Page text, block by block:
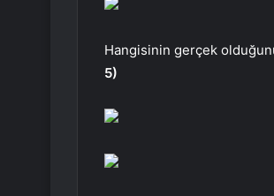
Hangisinin gerçek
5)